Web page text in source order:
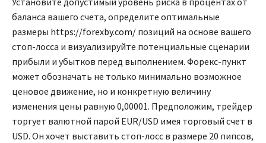
баланса вашего счета, определите оптимальные
размеры https://forexby.com/ позиций на основе вашего
стоп-лосса и визуализируйте потенциальные сценарии
прибыли и убытков перед выполнением. Форекс-пункт
может обозначать не только минимально возможное
ценовое движение, но и конкретную величину
изменения цены равную 0,00001. Предположим, трейдер
торгует валютной парой EUR/USD имея торговый счет в
USD. Он хочет выставить стоп-лосс в размере 20 пипсов,